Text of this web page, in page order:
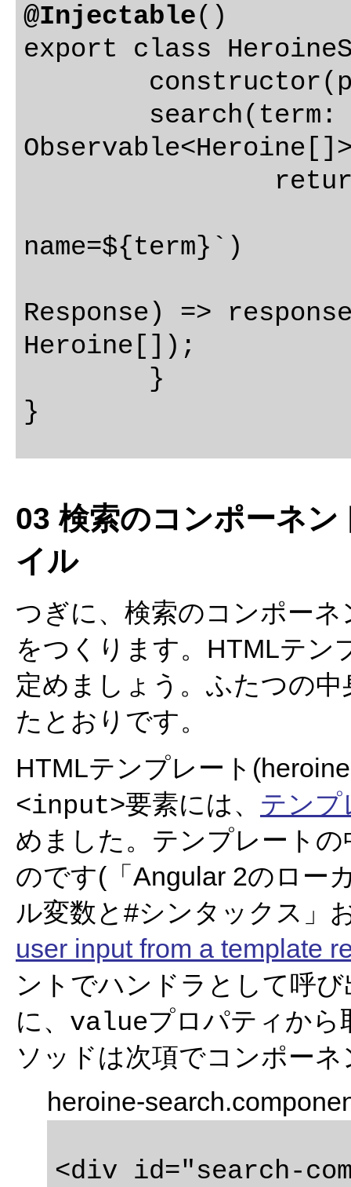
@Injectable()
export class
name=${term}`)
Response) =>
Heroine[]);
03 検索のコンポーネ
イル
つぎに、検索のコンポー
をつくります。HTMLテン
定めましょう。ふたつの
たとおりです。
HTMLテンプレート
<input>要素には、 テンプ
めました。テンプレート
のです(「Angular 2のロー
ル変数と#シンタックス」
user input from a template
ントでハンドラとして呼
に、 valueプロパティから
ソッドは次項でコンポー
heroine-
<div id="search-